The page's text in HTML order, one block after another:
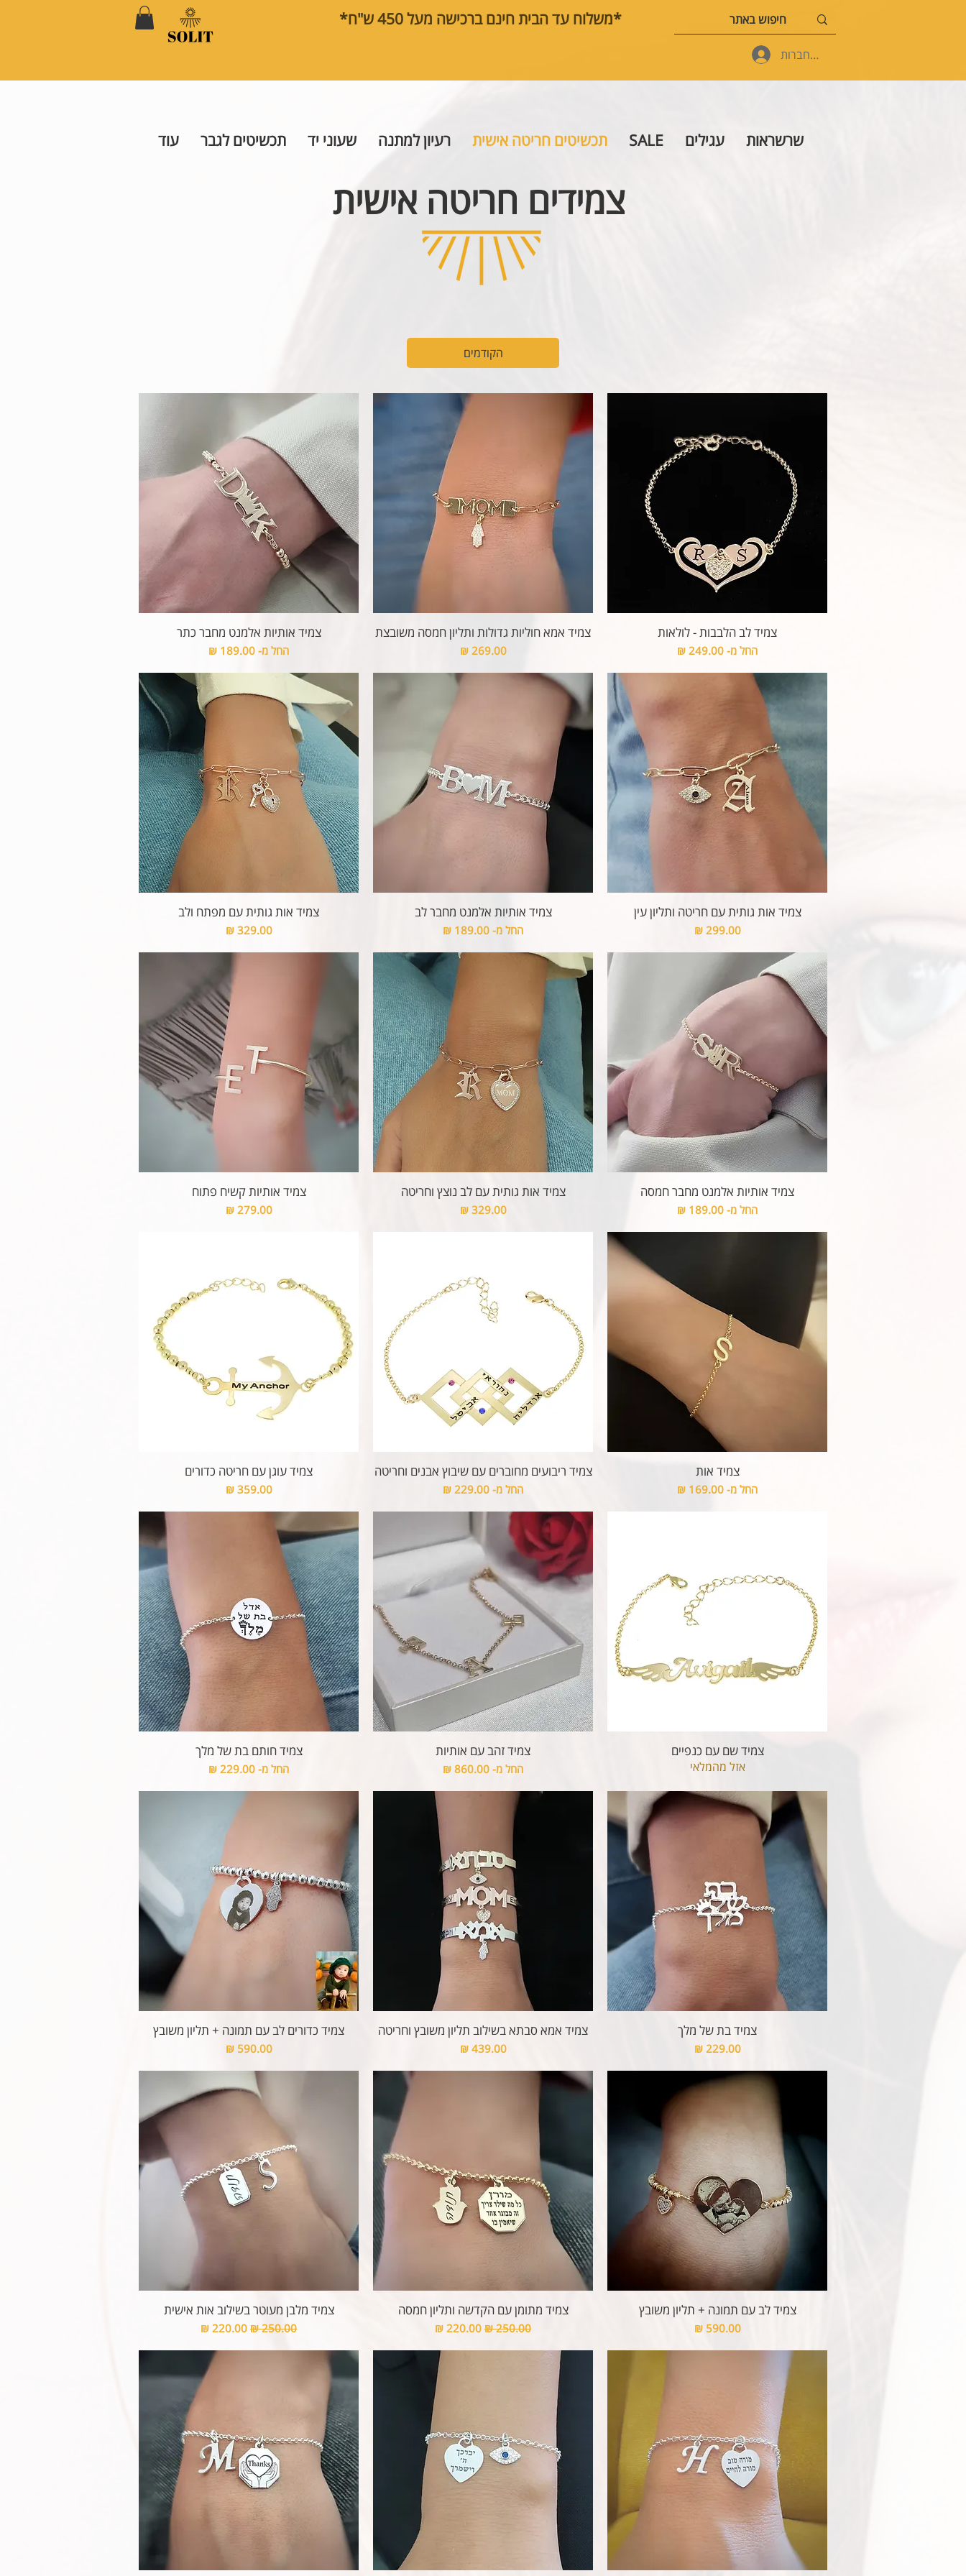
*משלוח עד הבית חינם ברכישה מעל 450 ש"ח*
להתחברות
שרשראות עגילים SALE תכשיטים חריטה אישית רעיון למתנה שעוני יד תכשיטים לגבר עוד
צמידים חריטה אישית
הקודמים
צמיד לב הלבבות - לולאות
החל מ-
מחיר מבצע
צמיד אמא חוליות גדולות ותליון חמסה משובצת
מחיר‏269.00 ‏₪
צמיד אותיות אלמנט מחבר כתר
החל מ-
מחיר מבצע
צמיד אות גותית עם חריטה ותליון עין
מחיר‏299.00 ‏₪
צמיד אותיות אלמנט מחבר לב
החל מ-
מחיר מבצע
צמיד אות גותית עם מפתח ולב
מחיר‏329.00 ‏₪
צמיד אותיות אלמנט מחבר חמסה
החל מ-
מחיר מבצע
צמיד אות גותית עם לב נוצץ וחריטה
מחיר‏329.00 ‏₪
צמיד אותיות קשיח פתוח
מחיר‏279.00 ‏₪
צמיד אות
החל מ-
מחיר מבצע
צמיד ריבועים מחוברים עם שיבוץ אבנים וחריטה
החל מ-
מחיר מבצע
צמיד עוגן עם חריטה כדורים
מחיר‏359.00 ‏₪
צמיד שם עם כנפיים
אזל מהמלאי
צמיד זהב עם אותיות
החל מ-
מחיר מבצע
צמיד חותם בת של מלך
החל מ-
מחיר מבצע
צמיד בת של מלך
מחיר‏229.00 ‏₪
צמיד אמא סבתא בשילוב תליון משובץ וחריטה
מחיר‏439.00 ‏₪
צמיד כדורים לב עם תמונה + תליון משובץ
מחיר‏590.00 ‏₪
צמיד לב עם תמונה + תליון משובץ
מחיר‏590.00 ‏₪
צמיד מתומן עם הקדשה ותליון חמסה
מחיר רגיל מחיר מבצע
צמיד מלבן מעוטר בשילוב אות אישית
מחיר רגיל מחיר מבצע